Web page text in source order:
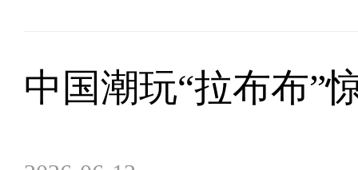
中国潮玩“拉布布”